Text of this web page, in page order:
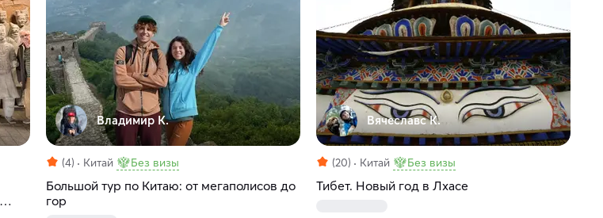
Владимир К.
(4) Китай Без визы
Большой тур по Китаю: от мегаполисов до
гор
Вячеславс К.
(20) Китай Без визы
Тибет. Новый год в Лхасе